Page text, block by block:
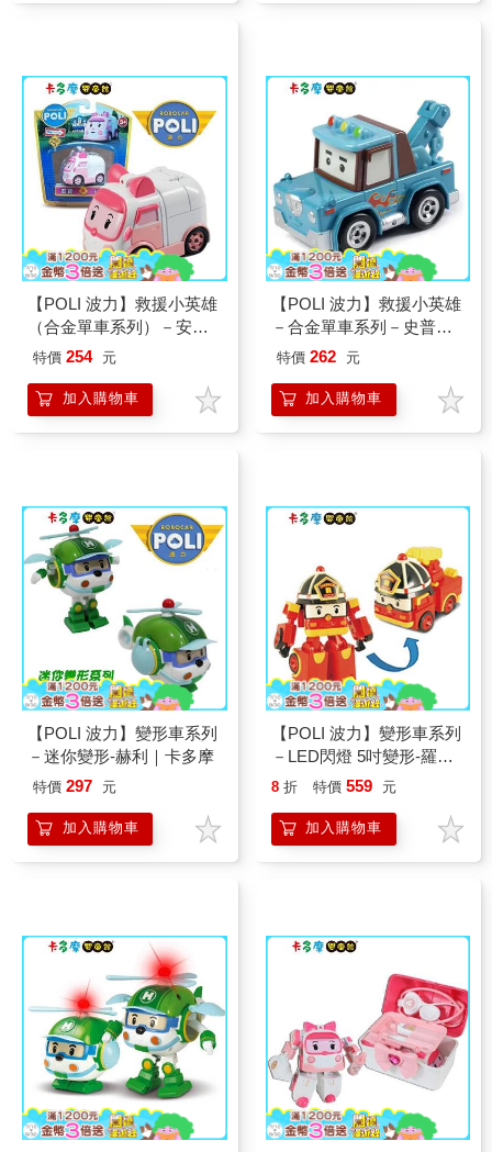
【POLI 波力】救援小英雄
（合金單車系列）－安寶
｜卡多摩
特價 254 元
加入購物車
【POLI 波力】救援小英雄
－合金單車系列－史普奇
｜卡多摩
特價 262 元
加入購物車
【POLI 波力】變形車系列
－迷你變形-赫利｜卡多摩
特價 297 元
加入購物車
【POLI 波力】變形車系列
－LED閃燈 5吋變形-羅伊
｜卡多摩嬰童館
8 折 特價 559 元
加入購物車